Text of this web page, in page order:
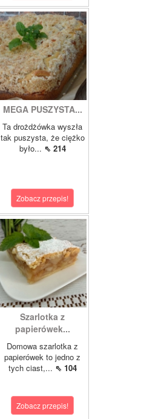
MEGA PUSZYSTA...
Ta drożdżówka wyszła
tak puszysta, że ciężko
było... ⇖ 214
Zobacz przepis!
Szarlotka z
papierówek...
Domowa szarlotka z
papierówek to jedno z
tych ciast,... ⇖ 104
Zobacz przepis!